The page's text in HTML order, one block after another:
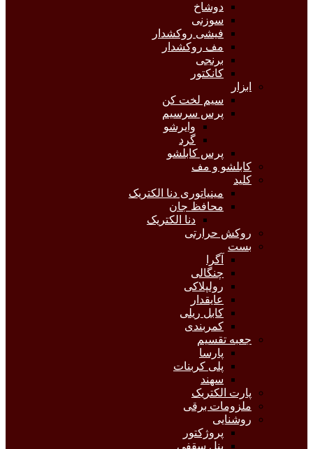
دوشاخ
سوزنی
فیشی روکشدار
مف روکشدار
برنجی
کانکتور
ابزار
سیم لخت کن
پرس سرسیم
وایرشو
گرد
پرس کابلشو
کابلشو و مف
کلید
مینیاتوری دنا الکتریک
محافظ جان
دنا الکتریک
روکش حرارتی
بست
آگرا
چنگالی
رولپلاکی
عایقدار
کابل ریلی
کمربندی
جعبه تقسیم
پارسا
پلی کربنات
سهند
پارت الکتریک
ملزومات برقی
روشنایی
پروژکتور
پنل سقفی